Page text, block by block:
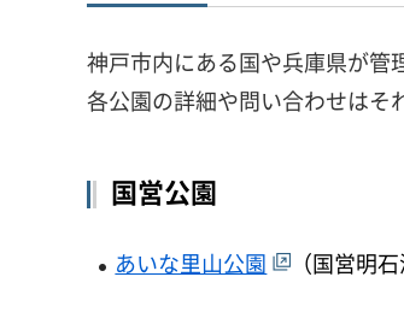
神戸市内にある国や兵庫県が管
各公園の詳細や問い合わせはそ
国営公園
あいな里山公園 （国営明